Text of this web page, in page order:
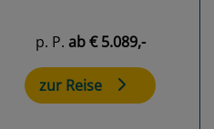
p. P. ab€ 5.089,-
zur Reise